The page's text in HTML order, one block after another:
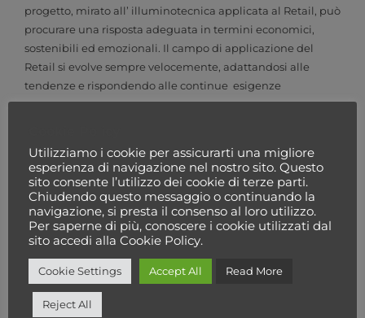
progetto, mirato all’ illuminotecnica applicata al Retail, può
procurare una risposta adeguata in termini economici,
sostenibili ed emozionali. Il campo di applicazione del
Retail si evolve sempre velocemente, adattandosi alle
tendenze e rispondendo alle continue esigenze
Categorie prodotto
Seleziona una categoria
Cerca
Utilizziamo i cookie per assicurarti una migliore
esperienza di navigazione nel nostro sito. Questo
sito consente l’utilizzo dei cookie di terze parti.
Chiudendo questo messaggio o continuando la
navigazione, si presta il consenso al loro utilizzo.
Per saperne di più, conoscere i cookie utilizzati dal
sito accedi alla Cookie Policy.
Cookie Settings Accept All Read More
Reject All